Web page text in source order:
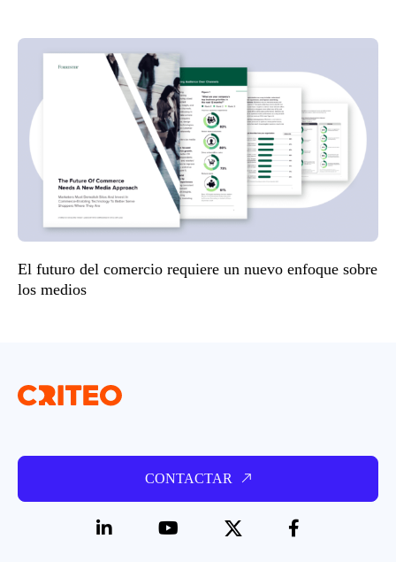
El futuro del comercio requiere un nuevo enfoque sobre
los medios
CONTACTAR